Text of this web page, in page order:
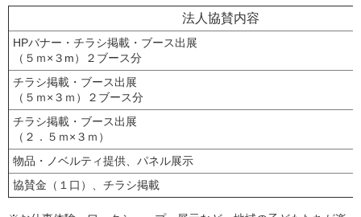
法人協賛内容
HPバナー・チラシ掲載・ブース出展
（５ｍ×３m）２ブース分
チラシ掲載・ブース出展
（５ｍ×３ｍ）２ブース分
チラシ掲載・ブース出展
（２．５ｍ×３ｍ）
物品・ノベルティ提供、パネル展示
協賛金（１口）、チラシ掲載